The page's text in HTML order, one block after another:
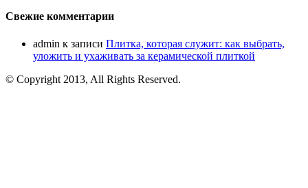
Свежие комментарии
admin к записи Плитка, которая служит: как выбрать,
уложить и ухаживать за керамической плиткой
© Copyright 2013, All Rights Reserved.